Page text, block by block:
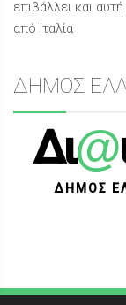
επιβάλλει και
από Ιταλία
ΔΗΜΟΣ
Δι@
ΔΗΜΟΣ